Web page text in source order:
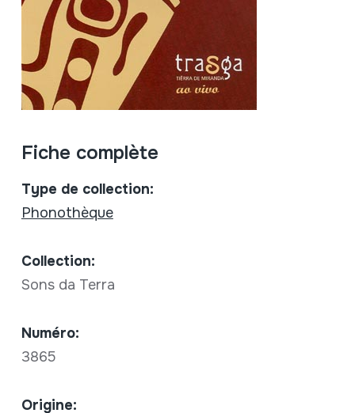
Fiche complète
Type de collection:
Phonothèque
Collection:
Sons da Terra
Numéro:
3865
Origine: